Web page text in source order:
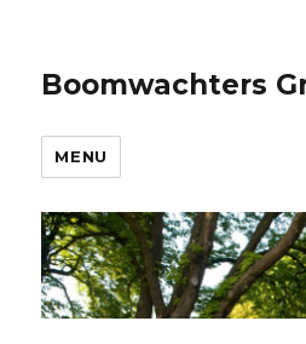
Boomwachters
MENU